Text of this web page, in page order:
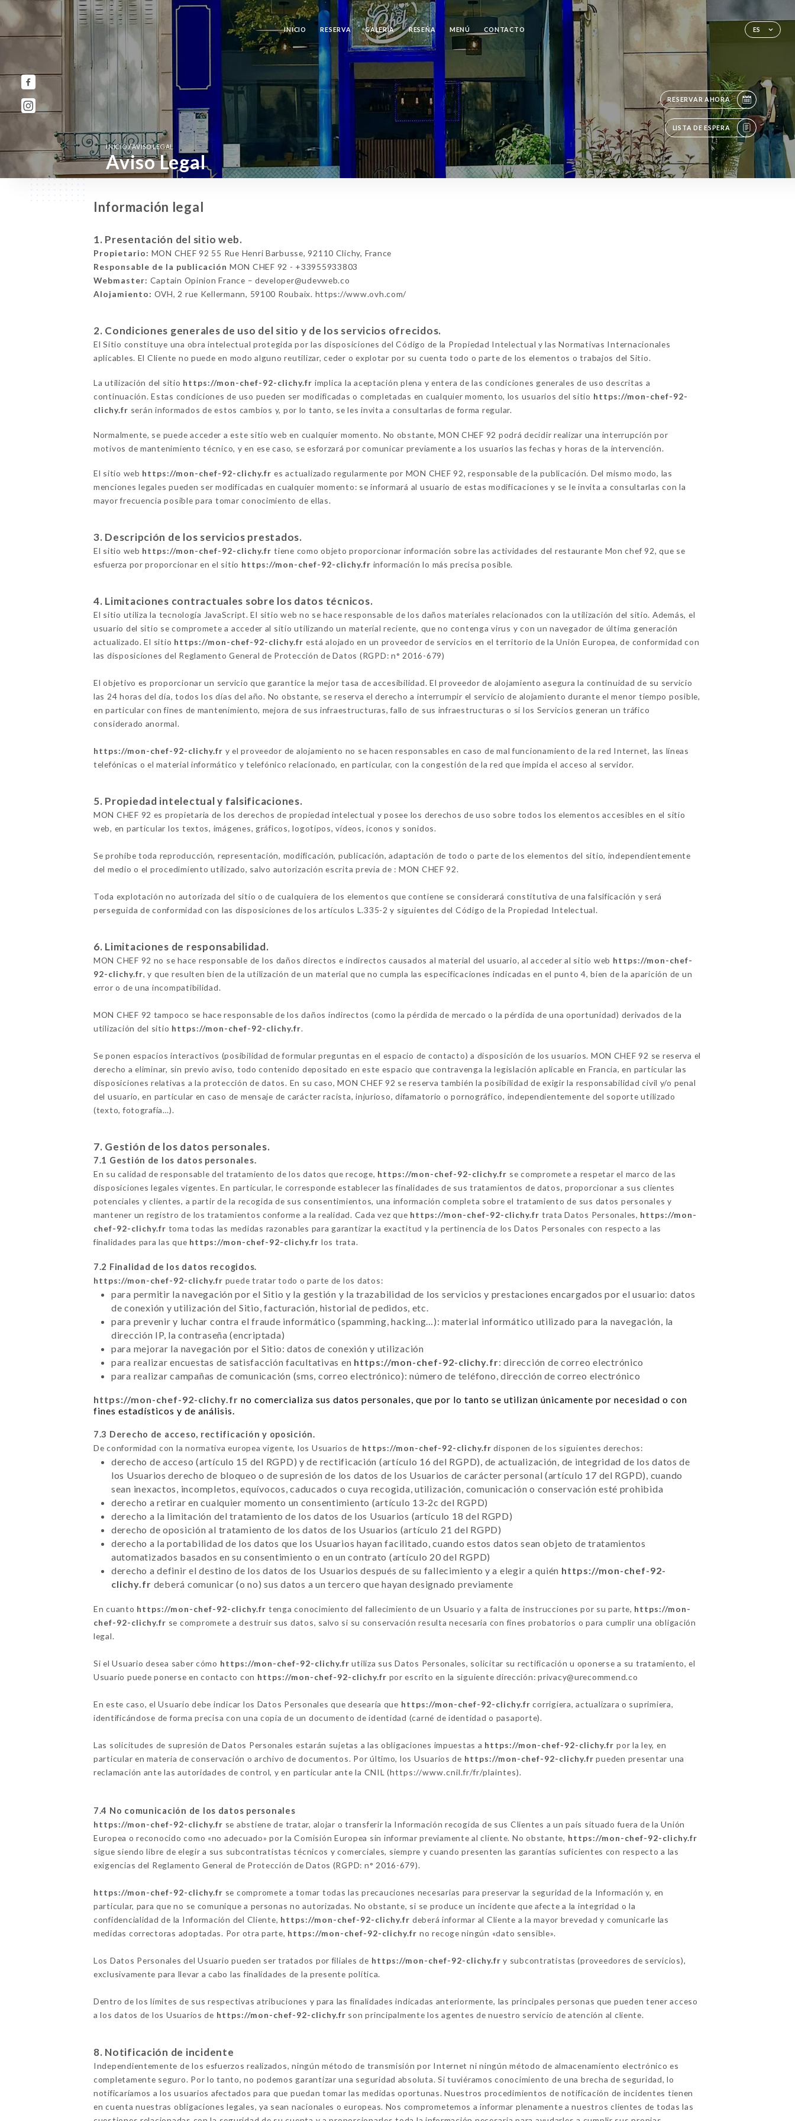
ES
INICIO RESERVA GALERÍA RESEÑA MENÚ CONTACTO
RESERVAR AHORA
LISTA DE ESPERA
INICIO/AVISO LEGAL
Aviso Legal
Información legal
1. Presentación del sitio web.
Propietario: MON CHEF 92 55 Rue Henri Barbusse, 92110 Clichy, France
Responsable de la publicación MON CHEF 92 - +33955933803
Webmaster: Captain Opinion France – developer@udevweb.co
Alojamiento: OVH, 2 rue Kellermann, 59100 Roubaix. https://www.ovh.com/
2. Condiciones generales de uso del sitio y de los servicios ofrecidos.
El Sitio constituye una obra intelectual protegida por las disposiciones del Código de la Propiedad Intelectual y las Normativas Internacionales
aplicables. El Cliente no puede en modo alguno reutilizar, ceder o explotar por su cuenta todo o parte de los elementos o trabajos del Sitio.
La utilización del sitio https://mon-chef-92-clichy.fr implica la aceptación plena y entera de las condiciones generales de uso descritas a
continuación. Estas condiciones de uso pueden ser modificadas o completadas en cualquier momento, los usuarios del sitio https://mon-chef-92-
clichy.fr serán informados de estos cambios y, por lo tanto, se les invita a consultarlas de forma regular.
Normalmente, se puede acceder a este sitio web en cualquier momento. No obstante, MON CHEF 92 podrá decidir realizar una interrupción por
motivos de mantenimiento técnico, y en ese caso, se esforzará por comunicar previamente a los usuarios las fechas y horas de la intervención.
El sitio web https://mon-chef-92-clichy.fr es actualizado regularmente por MON CHEF 92, responsable de la publicación. Del mismo modo, las
menciones legales pueden ser modificadas en cualquier momento: se informará al usuario de estas modificaciones y se le invita a consultarlas con la
mayor frecuencia posible para tomar conocimiento de ellas.
3. Descripción de los servicios prestados.
El sitio web https://mon-chef-92-clichy.fr tiene como objeto proporcionar información sobre las actividades del restaurante Mon chef 92, que se
esfuerza por proporcionar en el sitio https://mon-chef-92-clichy.fr información lo más precisa posible.
4. Limitaciones contractuales sobre los datos técnicos.
El sitio utiliza la tecnología JavaScript. El sitio web no se hace responsable de los daños materiales relacionados con la utilización del sitio. Además, el
usuario del sitio se compromete a acceder al sitio utilizando un material reciente, que no contenga virus y con un navegador de última generación
actualizado. El sitio https://mon-chef-92-clichy.fr está alojado en un proveedor de servicios en el territorio de la Unión Europea, de conformidad con
las disposiciones del Reglamento General de Protección de Datos (RGPD: n° 2016-679)
El objetivo es proporcionar un servicio que garantice la mejor tasa de accesibilidad. El proveedor de alojamiento asegura la continuidad de su servicio
las 24 horas del día, todos los días del año. No obstante, se reserva el derecho a interrumpir el servicio de alojamiento durante el menor tiempo posible,
en particular con fines de mantenimiento, mejora de sus infraestructuras, fallo de sus infraestructuras o si los Servicios generan un tráfico
considerado anormal.
https://mon-chef-92-clichy.fr y el proveedor de alojamiento no se hacen responsables en caso de mal funcionamiento de la red Internet, las líneas
telefónicas o el material informático y telefónico relacionado, en particular, con la congestión de la red que impida el acceso al servidor.
5. Propiedad intelectual y falsificaciones.
MON CHEF 92 es propietaria de los derechos de propiedad intelectual y posee los derechos de uso sobre todos los elementos accesibles en el sitio
web, en particular los textos, imágenes, gráficos, logotipos, vídeos, iconos y sonidos.
Se prohíbe toda reproducción, representación, modificación, publicación, adaptación de todo o parte de los elementos del sitio, independientemente
del medio o el procedimiento utilizado, salvo autorización escrita previa de : MON CHEF 92.
Toda explotación no autorizada del sitio o de cualquiera de los elementos que contiene se considerará constitutiva de una falsificación y será
perseguida de conformidad con las disposiciones de los artículos L.335-2 y siguientes del Código de la Propiedad Intelectual.
6. Limitaciones de responsabilidad.
MON CHEF 92 no se hace responsable de los daños directos e indirectos causados al material del usuario, al acceder al sitio web https://mon-chef-
92-clichy.fr, y que resulten bien de la utilización de un material que no cumpla las especificaciones indicadas en el punto 4, bien de la aparición de un
error o de una incompatibilidad.
MON CHEF 92 tampoco se hace responsable de los daños indirectos (como la pérdida de mercado o la pérdida de una oportunidad) derivados de la
utilización del sitio https://mon-chef-92-clichy.fr.
Se ponen espacios interactivos (posibilidad de formular preguntas en el espacio de contacto) a disposición de los usuarios. MON CHEF 92 se reserva el
derecho a eliminar, sin previo aviso, todo contenido depositado en este espacio que contravenga la legislación aplicable en Francia, en particular las
disposiciones relativas a la protección de datos. En su caso, MON CHEF 92 se reserva también la posibilidad de exigir la responsabilidad civil y/o penal
del usuario, en particular en caso de mensaje de carácter racista, injurioso, difamatorio o pornográfico, independientemente del soporte utilizado
(texto, fotografía…).
7. Gestión de los datos personales.
7.1 Gestión de los datos personales.
En su calidad de responsable del tratamiento de los datos que recoge, https://mon-chef-92-clichy.fr se compromete a respetar el marco de las
disposiciones legales vigentes. En particular, le corresponde establecer las finalidades de sus tratamientos de datos, proporcionar a sus clientes
potenciales y clientes, a partir de la recogida de sus consentimientos, una información completa sobre el tratamiento de sus datos personales y
mantener un registro de los tratamientos conforme a la realidad. Cada vez que https://mon-chef-92-clichy.fr trata Datos Personales, https://mon-
chef-92-clichy.fr toma todas las medidas razonables para garantizar la exactitud y la pertinencia de los Datos Personales con respecto a las
finalidades para las que https://mon-chef-92-clichy.fr los trata.
7.2 Finalidad de los datos recogidos.
https://mon-chef-92-clichy.fr puede tratar todo o parte de los datos:
para permitir la navegación por el Sitio y la gestión y la trazabilidad de los servicios y prestaciones encargados por el usuario: datos
de conexión y utilización del Sitio, facturación, historial de pedidos, etc.
para prevenir y luchar contra el fraude informático (spamming, hacking…): material informático utilizado para la navegación, la
dirección IP, la contraseña (encriptada)
para mejorar la navegación por el Sitio: datos de conexión y utilización
para realizar encuestas de satisfacción facultativas en https://mon-chef-92-clichy.fr: dirección de correo electrónico
para realizar campañas de comunicación (sms, correo electrónico): número de teléfono, dirección de correo electrónico
https://mon-chef-92-clichy.fr no comercializa sus datos personales, que por lo tanto se utilizan únicamente por necesidad o con
fines estadísticos y de análisis.
7.3 Derecho de acceso, rectificación y oposición.
De conformidad con la normativa europea vigente, los Usuarios de https://mon-chef-92-clichy.fr disponen de los siguientes derechos:
derecho de acceso (artículo 15 del RGPD) y de rectificación (artículo 16 del RGPD), de actualización, de integridad de los datos de
los Usuarios derecho de bloqueo o de supresión de los datos de los Usuarios de carácter personal (artículo 17 del RGPD), cuando
sean inexactos, incompletos, equívocos, caducados o cuya recogida, utilización, comunicación o conservación esté prohibida
derecho a retirar en cualquier momento un consentimiento (artículo 13-2c del RGPD)
derecho a la limitación del tratamiento de los datos de los Usuarios (artículo 18 del RGPD)
derecho de oposición al tratamiento de los datos de los Usuarios (artículo 21 del RGPD)
derecho a la portabilidad de los datos que los Usuarios hayan facilitado, cuando estos datos sean objeto de tratamientos
automatizados basados en su consentimiento o en un contrato (artículo 20 del RGPD)
derecho a definir el destino de los datos de los Usuarios después de su fallecimiento y a elegir a quién https://mon-chef-92-
clichy.fr deberá comunicar (o no) sus datos a un tercero que hayan designado previamente
En cuanto https://mon-chef-92-clichy.fr tenga conocimiento del fallecimiento de un Usuario y a falta de instrucciones por su parte, https://mon-
chef-92-clichy.fr se compromete a destruir sus datos, salvo si su conservación resulta necesaria con fines probatorios o para cumplir una obligación
legal.
Si el Usuario desea saber cómo https://mon-chef-92-clichy.fr utiliza sus Datos Personales, solicitar su rectificación u oponerse a su tratamiento, el
Usuario puede ponerse en contacto con https://mon-chef-92-clichy.fr por escrito en la siguiente dirección: privacy@urecommend.co
En este caso, el Usuario debe indicar los Datos Personales que desearía que https://mon-chef-92-clichy.fr corrigiera, actualizara o suprimiera,
identificándose de forma precisa con una copia de un documento de identidad (carné de identidad o pasaporte).
Las solicitudes de supresión de Datos Personales estarán sujetas a las obligaciones impuestas a https://mon-chef-92-clichy.fr por la ley, en
particular en materia de conservación o archivo de documentos. Por último, los Usuarios de https://mon-chef-92-clichy.fr pueden presentar una
reclamación ante las autoridades de control, y en particular ante la CNIL (https://www.cnil.fr/fr/plaintes).
7.4 No comunicación de los datos personales
https://mon-chef-92-clichy.fr se abstiene de tratar, alojar o transferir la Información recogida de sus Clientes a un país situado fuera de la Unión
Europea o reconocido como «no adecuado» por la Comisión Europea sin informar previamente al cliente. No obstante, https://mon-chef-92-clichy.fr
sigue siendo libre de elegir a sus subcontratistas técnicos y comerciales, siempre y cuando presenten las garantías suficientes con respecto a las
exigencias del Reglamento General de Protección de Datos (RGPD: n° 2016-679).
https://mon-chef-92-clichy.fr se compromete a tomar todas las precauciones necesarias para preservar la seguridad de la Información y, en
particular, para que no se comunique a personas no autorizadas. No obstante, si se produce un incidente que afecte a la integridad o la
confidencialidad de la Información del Cliente, https://mon-chef-92-clichy.fr deberá informar al Cliente a la mayor brevedad y comunicarle las
medidas correctoras adoptadas. Por otra parte, https://mon-chef-92-clichy.fr no recoge ningún «dato sensible».
Los Datos Personales del Usuario pueden ser tratados por filiales de https://mon-chef-92-clichy.fr y subcontratistas (proveedores de servicios),
exclusivamente para llevar a cabo las finalidades de la presente política.
Dentro de los límites de sus respectivas atribuciones y para las finalidades indicadas anteriormente, las principales personas que pueden tener acceso
a los datos de los Usuarios de https://mon-chef-92-clichy.fr son principalmente los agentes de nuestro servicio de atención al cliente.
8. Notificación de incidente
Independientemente de los esfuerzos realizados, ningún método de transmisión por Internet ni ningún método de almacenamiento electrónico es
completamente seguro. Por lo tanto, no podemos garantizar una seguridad absoluta. Si tuviéramos conocimiento de una brecha de seguridad, lo
notificaríamos a los usuarios afectados para que puedan tomar las medidas oportunas. Nuestros procedimientos de notificación de incidentes tienen
en cuenta nuestras obligaciones legales, ya sean nacionales o europeas. Nos comprometemos a informar plenamente a nuestros clientes de todas las